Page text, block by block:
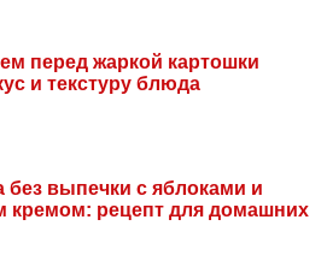
перед жаркой картошки
и текстуру блюда
без выпечки с яблоками и
кремом: рецепт для домашних